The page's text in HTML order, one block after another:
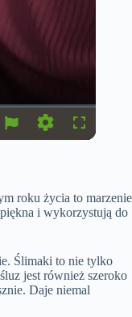
S
n
g
s
F
c
r
e
roku życia to marzenie
i wykorzystują do
Ślimaki to nie tylko
jest również szeroko
Daje niemal